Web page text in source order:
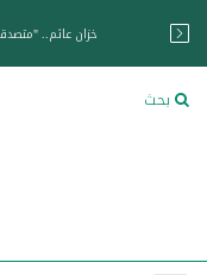
خزان عائم..
بحث